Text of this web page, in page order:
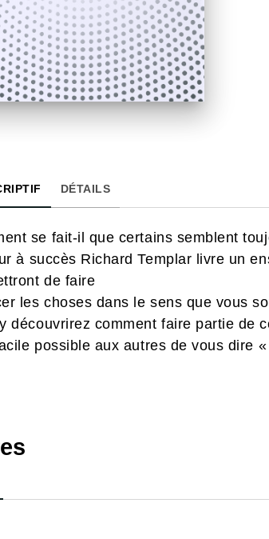
DÉTAILS
se fait-il que certains semblent
à succès Richard Templar livre un
de faire
les choses dans le sens que vous
découvrirez comment faire partie de
possible aux autres de vous dire